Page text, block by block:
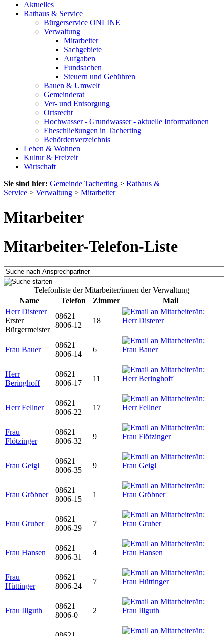
Aktuelles
Rathaus & Service
Bürgerservice ONLINE
Verwaltung
Mitarbeiter
Sachgebiete
Aufgaben
Fundsachen
Steuern und Gebühren
Bauen & Umwelt
Gemeinderat
Ver- und Entsorgung
Ortsrecht
Hochwasser - Grundwasser - aktuelle Informationen
Eheschließungen in Tacherting
Behördenverzeichnis
Leben & Wohnen
Kultur & Freizeit
Wirtschaft
Sie sind hier: Gemeinde Tacherting > Rathaus &
Service > Verwaltung > Mitarbeiter
Mitarbeiter
Mitarbeiter-Telefon-Liste
Telefonliste der Mitarbeiter/innen der Verwaltung
Name
Telefon Zimmer
Mail
Herr Disterer
Erster
Bürgermeister
08621
8006-12
18
Frau Bauer
08621
8006-14
6
Herr
Beringhoff
08621
8006-17
11
Herr Fellner
08621
8006-22
17
Frau
Flötzinger
08621
8006-32
9
Frau Geigl
08621
8006-35
9
Frau Gröbner
08621
8006-15
1
Frau Gruber
08621
8006-29
7
Frau Hansen
08621
8006-31
4
Frau
Hüttinger
08621
8006-24
7
Frau Illguth
08621
8006-0
2